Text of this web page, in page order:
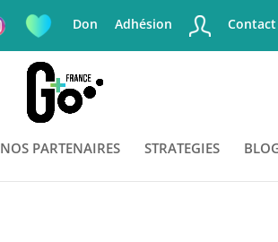
Don Adhésion Contact
NOS PARTENAIRES STRATEGIES